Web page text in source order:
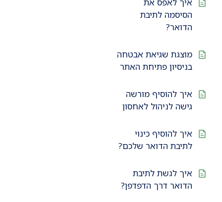
הסיסמה לתיבת
הדואר?
מוצגת שגיאת אבטחה
בניסיון פתיחת האתר
איך להוסיף מורשה
גישה לניהול לאחסון
איך להוסיף כינוי
לתיבת הדואר שלכם?
איך לגשת לתיבת
הדואר דרך הדפדפן?